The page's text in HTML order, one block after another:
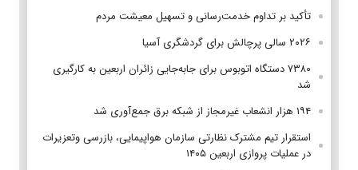
تأکید بر تداوم خدمت‌رسانی و تسهیل معیشت مردم
۲۰۲۶ سالی پرچالش برای گردشگری آسیا
۷۳۸۰ دستگاه اتوبوس برای جابه‌جایی زائران اربعین به‌ کارگیری
شد
۱۹۴ هزار انشعاب غیرمجاز از شبکه برق جمع‌آوری شد
استقرار تیم مشترک نظارتی سازمان هواپیمایی، بازرسی وتعزیرات
در عملیات پروازی اربعین ۱۴۰۵